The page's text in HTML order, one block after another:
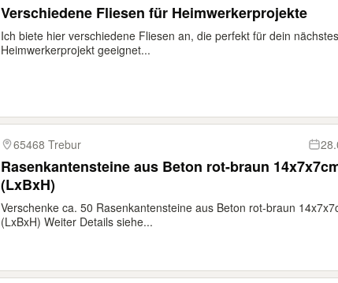
Verschiedene Fliesen für Heimwerkerprojekte
Ich biete hier verschiedene Fliesen an, die perfekt für dein nächstes
Heimwerkerprojekt geeignet...
65468 Trebur
Rasenkantensteine aus Beton rot-braun
(LxBxH)
Verschenke ca. 50 Rasenkantensteine aus Beton rot-braun
(LxBxH) Weiter Details siehe...